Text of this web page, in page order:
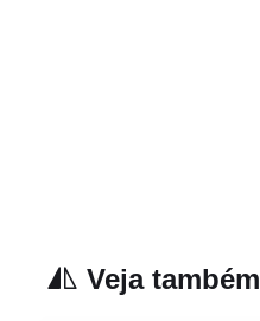
Veja também